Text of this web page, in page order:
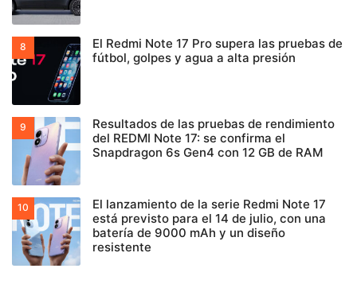
El Redmi Note 17 Pro supera las pruebas de
fútbol, golpes y agua a alta presión
Resultados de las pruebas de rendimiento
del REDMI Note 17: se confirma el
Snapdragon 6s Gen4 con 12 GB de RAM
El lanzamiento de la serie Redmi Note 17
está previsto para el 14 de julio, con una
batería de 9000 mAh y un diseño
resistente